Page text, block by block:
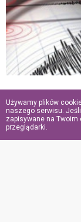
Używamy plików
naszego serwisu.
zapisywane na
przeglądarki.